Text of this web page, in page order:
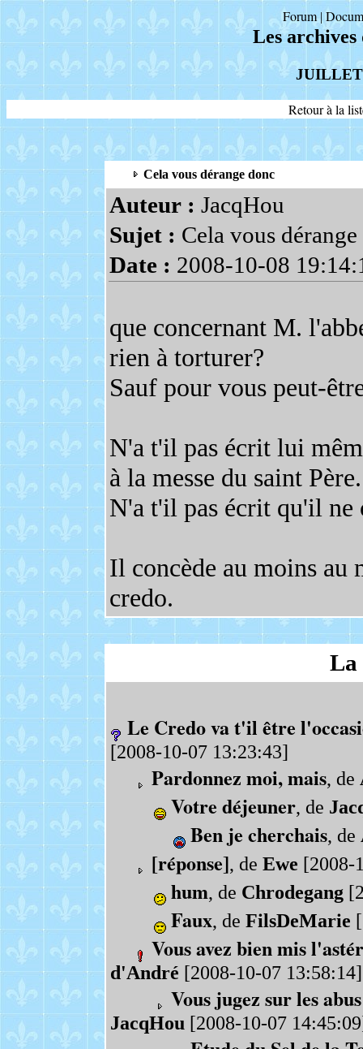
Forum|
Les
JUILLET
Retour à la
Cela vous dérange donc
Auteur : JacqHou
Sujet : Cela vous
Date : 2008-10-08
que concernant M.
rien à torturer?
Sauf pour vous peut-
N'a t'il pas écrit lui
à la messe du saint
N'a t'il pas écrit qu'il ne
Il concède au moins au
credo.
La
Le Credo va t'il être
[2008-10-07 13:23:43]
Pardonnez moi, mais, de
Votre déjeuner, de
Ben je cherchais, de
[réponse], de Ewe [2008-
hum, de Chrodegang
Faux, de FilsDeMarie
Vous avez bien mis
d'André [2008-10-07 13:58:14]
Vous jugez sur les
JacqHou [2008-10-07